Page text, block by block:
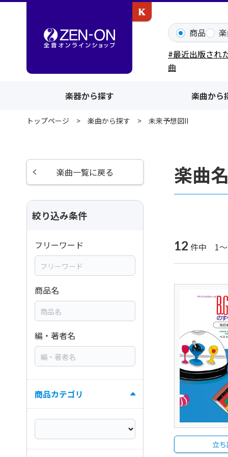
商品
#最近出版され
曲
楽器から探す 楽曲から
トップページ 楽曲から探す 未来予想図II
楽曲
12 件中 1～
立
楽曲一覧に戻る
絞り込み条件
フリーワード
商品名
編・著者名
商品カテゴリ